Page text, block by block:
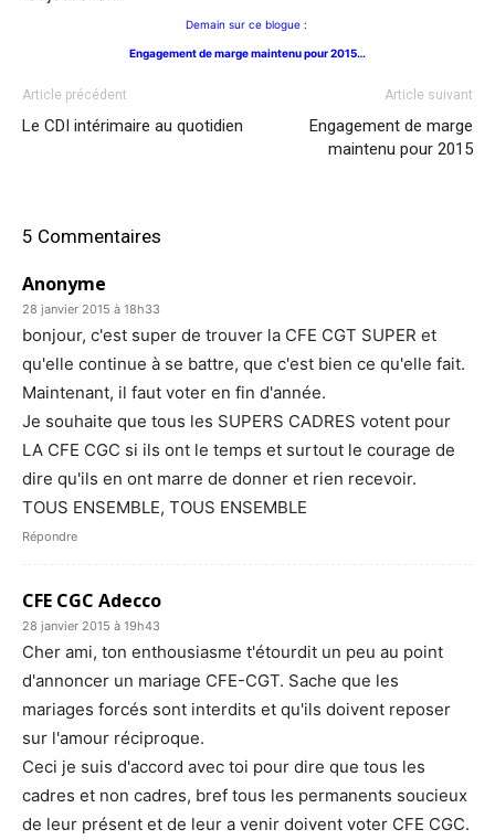
Demain sur ce blogue :
Engagement de marge maintenu pour 2015…
Article précédent
Le CDI intérimaire au quotidien
Article suivant
Engagement de marge
maintenu pour 2015
5 Commentaires
Anonyme
28 janvier 2015 à 18h33
bonjour, c'est super de trouver la CFE CGT SUPER et
qu'elle continue à se battre, que c'est bien ce qu'elle fait.
Maintenant, il faut voter en fin d'année.
Je souhaite que tous les SUPERS CADRES votent pour
LA CFE CGC si ils ont le temps et surtout le courage de
dire qu'ils en ont marre de donner et rien recevoir.
TOUS ENSEMBLE, TOUS ENSEMBLE
Répondre
CFE CGC Adecco
28 janvier 2015 à 19h43
Cher ami, ton enthousiasme t'étourdit un peu au point
d'annoncer un mariage CFE-CGT. Sache que les
mariages forcés sont interdits et qu'ils doivent reposer
sur l'amour réciproque.
Ceci je suis d'accord avec toi pour dire que tous les
cadres et non cadres, bref tous les permanents soucieux
de leur présent et de leur a venir doivent voter CFE CGC.